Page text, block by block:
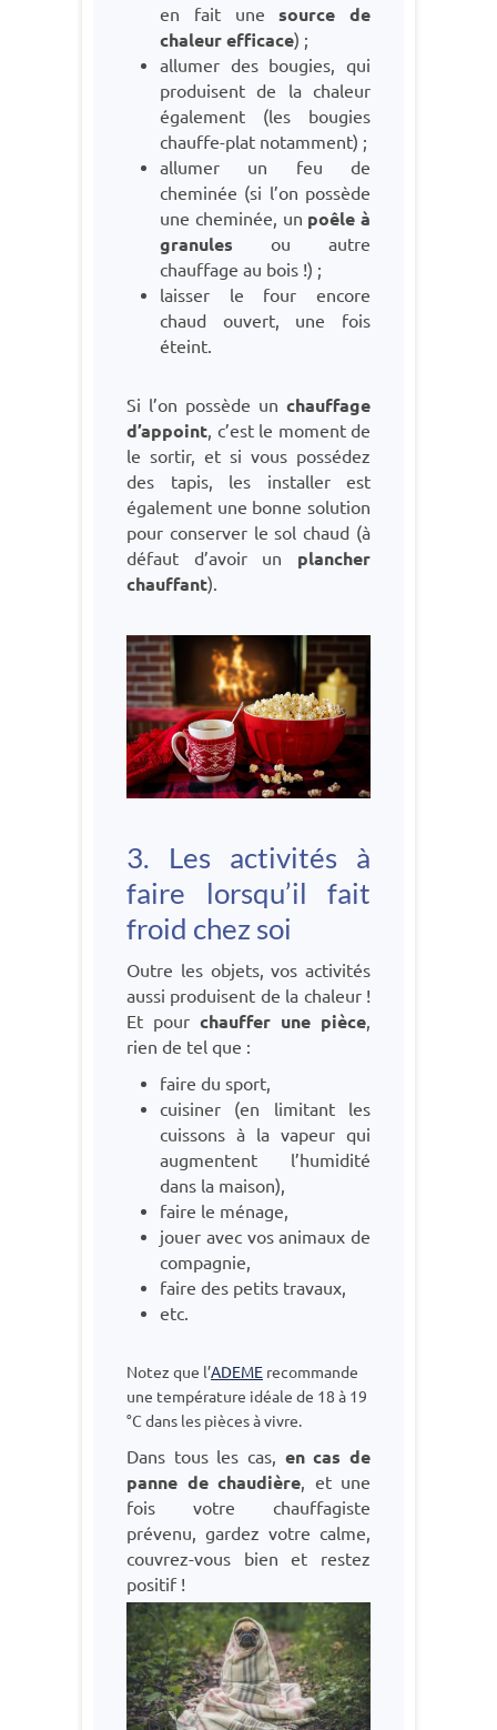
en fait une source de
chaleur efficace) ;
allumer des bougies, qui
produisent de la chaleur
également (les bougies
chauffe-plat notamment) ;
allumer un feu de
cheminée (si l’on possède
une cheminée, un poêle à
granules ou autre
chauffage au bois !) ;
laisser le four encore
chaud ouvert, une fois
éteint.
Si l’on possède un chauffage
d’appoint , c’est le moment de
le sortir, et si vous possédez
des tapis, les installer est
également une bonne solution
pour conserver le sol chaud (à
défaut d’avoir un plancher
chauffant).
3. Les activités à
faire lorsqu’il fait
froid chez soi
Outre les objets, vos activités
aussi produisent de la chaleur !
Et pour chauffer une pièce
rien de tel que :
faire du sport,
cuisiner (en limitant les
cuissons à la vapeur qui
augmentent l’humidité
dans la maison),
faire le ménage,
jouer avec vos animaux de
compagnie,
faire des petits travaux,
etc.
Notez que l’ADEME recommande
une température idéale de 18 à 19
°C dans les pièces à vivre.
Dans tous les cas, en cas de
panne de chaudière , et une
fois votre chauffagiste
prévenu, gardez votre calme,
couvrez-vous bien et restez
positif !